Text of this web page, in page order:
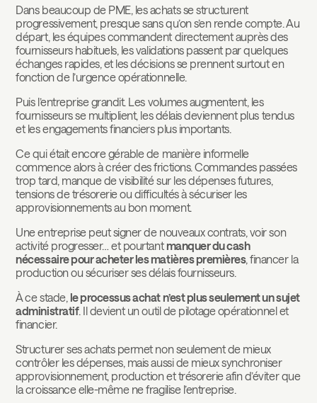
Dans beaucoup de PME, les achats se structurent
progressivement, presque sans qu’on s’en rende compte. Au
départ, les équipes commandent directement auprès des
fournisseurs habituels, les validations passent par quelques
échanges rapides, et les décisions se prennent surtout en
fonction de l’urgence opérationnelle.
Puis l’entreprise grandit. Les volumes augmentent, les
fournisseurs se multiplient, les délais deviennent plus tendus
et les engagements financiers plus importants.
Ce qui était encore gérable de manière informelle
commence alors à créer des frictions. Commandes passées
trop tard, manque de visibilité sur les dépenses futures,
tensions de trésorerie ou difficultés à sécuriser les
approvisionnements au bon moment.
Une entreprise peut signer de nouveaux contrats, voir son
activité progresser… et pourtant manquer du cash
nécessaire pour acheter les matières premières, financer la
production ou sécuriser ses délais fournisseurs.
À ce stade, le processus achat n’est plus seulement un sujet
administratif. Il devient un outil de pilotage opérationnel et
financier.
Structurer ses achats permet non seulement de mieux
contrôler les dépenses, mais aussi de mieux synchroniser
approvisionnement, production et trésorerie afin d’éviter que
la croissance elle-même ne fragilise l’entreprise.